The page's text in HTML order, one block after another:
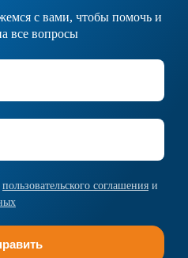
с вами, чтобы помочь и
все вопросы
пользовательского соглашения и